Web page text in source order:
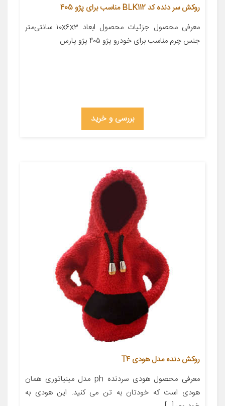
روکش سر دنده کد BLK112 مناسب برای پژو 405
معرفی محصول جزئیات محصول ابعاد ۱۰x۶x۳ سانتی‌متر
جنس چرم مناسب برای خودرو پژو ۴۰۵ پژو پارس
بررسی و خرید
روکش دنده مدل هودی T4
معرفی محصول هودی سردنده ph مدل مینیاتوری همان
هودی است که خودتان به تن می کنید. این هودی به